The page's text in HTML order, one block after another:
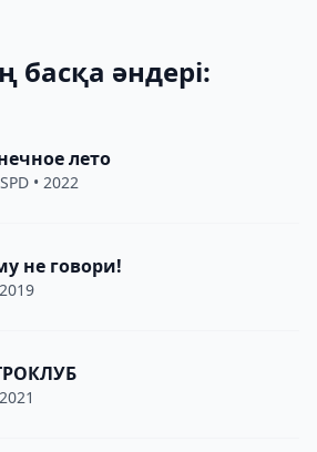
басқа әндері:
лето
• 2022
не говори!